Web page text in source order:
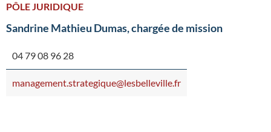
PÔLE JURIDIQUE
Sandrine Mathieu Dumas, chargée de mission
04 79 08 96 28
management.strategique@lesbelleville.fr